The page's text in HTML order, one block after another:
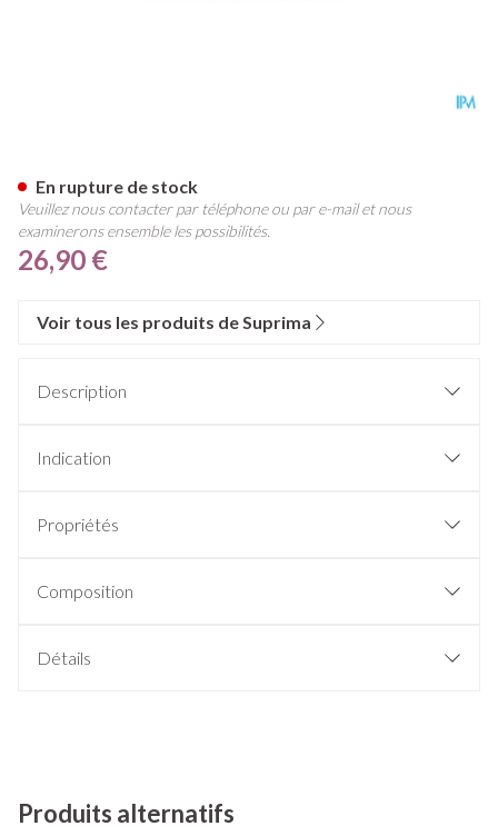
26,90 €
En rupture de stock
Veuillez nous contacter par téléphone ou par e-mail et nous
examinerons ensemble les possibilités.
Voir tous les produits de Suprima
Description
Indication
Propriétés
Composition
Détails
Produits alternatifs